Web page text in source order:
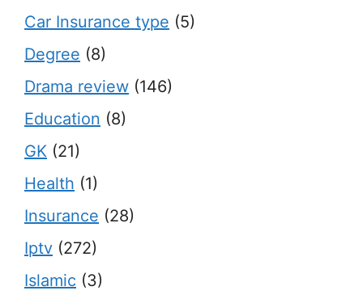
Car Insurance type (5)
Degree (8)
Drama review (146)
Education (8)
GK (21)
Health (1)
Insurance (28)
Iptv (272)
Islamic (3)